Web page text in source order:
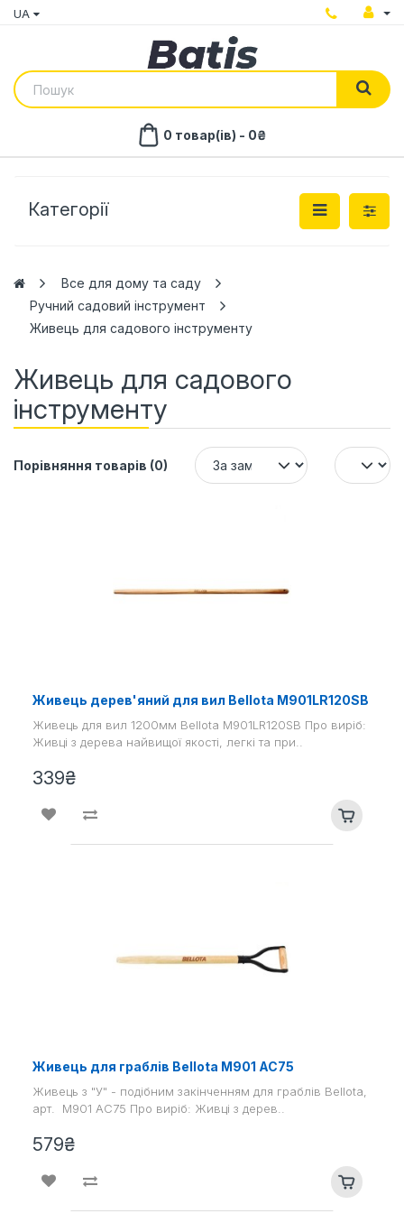
UA
0 товар(ів) - 0₴
Категорії
Все для дому та саду
Ручний садовий інструмент
Живець для садового інструменту
Живець для садового
інструменту
Порівняння товарів (0)
Живець дерев'яний для вил Bellota M901LR120SB
Живець для вил 1200мм Bellota M901LR120SB Про виріб:
Живці з дерева найвищої якості, легкі та при..
339₴
Живець для граблів Bellota M901 AC75
Живець з "У" - подібним закінченням для граблів Bellota,
арт. M901 AC75 Про виріб: Живці з дерев..
579₴